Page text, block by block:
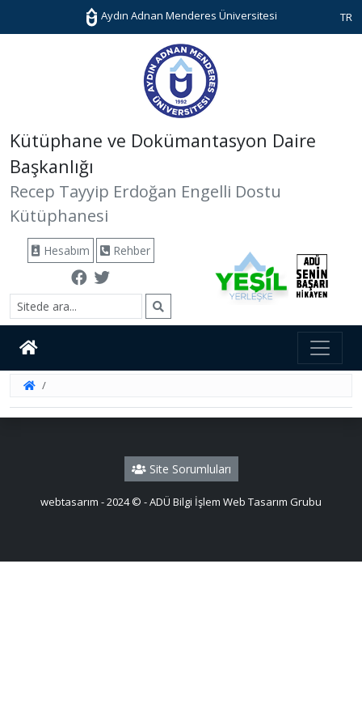
Aydın Adnan Menderes Üniversitesi TR
Kütüphane ve Dokümantasyon Daire
Başkanlığı
Recep Tayyip Erdoğan Engelli Dostu
Kütüphanesi
Hesabım Rehber
Site Sorumluları
webtasarım - 2024 © - ADÜ Bilgi İşlem Web Tasarım Grubu